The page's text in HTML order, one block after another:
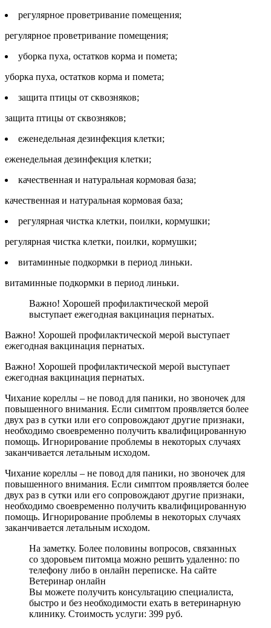
регулярное проветривание помещения;
регулярное проветривание помещения;
уборка пуха, остатков корма и помета;
уборка пуха, остатков корма и помета;
защита птицы от сквозняков;
защита птицы от сквозняков;
еженедельная дезинфекция клетки;
еженедельная дезинфекция клетки;
качественная и натуральная кормовая база;
качественная и натуральная кормовая база;
регулярная чистка клетки, поилки, кормушки;
регулярная чистка клетки, поилки, кормушки;
витаминные подкормки в период линьки.
витаминные подкормки в период линьки.
Важно! Хорошей профилактической мерой
выступает ежегодная вакцинация пернатых.
Важно! Хорошей профилактической мерой выступает
ежегодная вакцинация пернатых.
Важно! Хорошей профилактической мерой выступает
ежегодная вакцинация пернатых.
Чихание кореллы – не повод для паники, но звоночек для
повышенного внимания. Если симптом проявляется более
двух раз в сутки или его сопровождают другие признаки,
необходимо своевременно получить квалифицированную
помощь. Игнорирование проблемы в некоторых случаях
заканчивается летальным исходом.
Чихание кореллы – не повод для паники, но звоночек для
повышенного внимания. Если симптом проявляется более
двух раз в сутки или его сопровождают другие признаки,
необходимо своевременно получить квалифицированную
помощь. Игнорирование проблемы в некоторых случаях
заканчивается летальным исходом.
На заметку. Более половины вопросов, связанных
со здоровьем питомца можно решить удаленно: по
телефону либо в онлайн переписке. На сайте
Ветеринар онлайн
Вы можете получить консультацию специалиста,
быстро и без необходимости ехать в ветеринарную
клинику. Стоимость услуги: 399 руб.